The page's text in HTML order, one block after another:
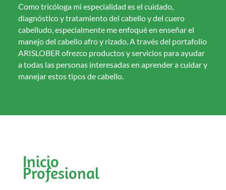
Como tricóloga mi especialidad es el cuidado,
diagnóstico y tratamiento del cabello y del cuero
cabelludo, especialmente me enfoqué en enseñar el
manejo del cabello afro y rizado. A través del portafolio
ARISLOBER ofrezco productos y servicios para ayudar
a todas las personas interesadas en aprender a cuidar y
manejar estos tipos de cabello.
Inicio
Profesional